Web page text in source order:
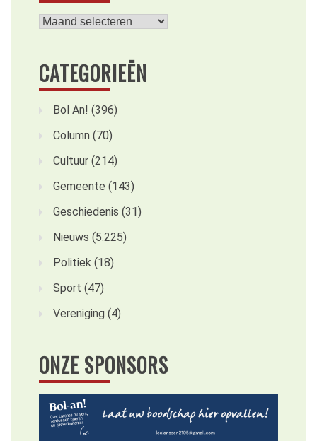
Archieven
CATEGORIEËN
Bol An! (396)
Column (70)
Cultuur (214)
Gemeente (143)
Geschiedenis (31)
Nieuws (5.225)
Politiek (18)
Sport (47)
Vereniging (4)
ONZE SPONSORS